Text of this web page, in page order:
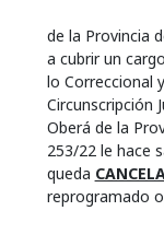
de la Provincia
a cubrir un
lo Correccional
Circunscripción
Oberá de la
253/22 le hace
queda
reprogramado